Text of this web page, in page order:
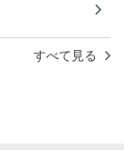
すべて見る